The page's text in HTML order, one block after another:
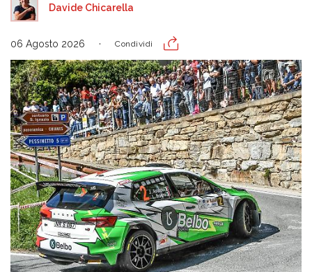
Davide Chicarella
06 Agosto 2026 Condividi